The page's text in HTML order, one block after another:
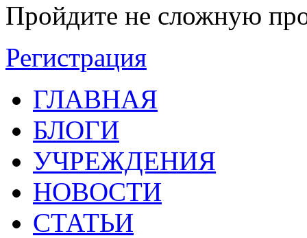
Пройдите не сложную
Регистрация
ГЛАВНАЯ
БЛОГИ
УЧРЕЖДЕНИЯ
НОВОСТИ
СТАТЬИ